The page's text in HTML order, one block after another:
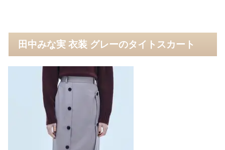
田中みな実 衣装 グレーのタイトスカート